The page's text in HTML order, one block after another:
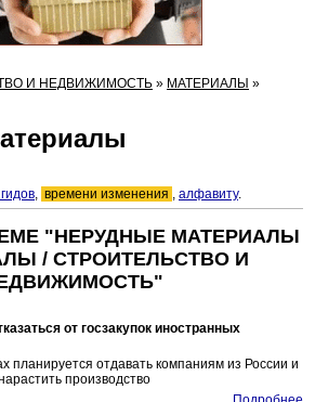
И НЕДВИЖИМОСТЬ » МАТЕРИАЛЫ »
, времени изменения , алфавиту.
"НЕРУДНЫЕ МАТЕРИАЛЫ
/ СТРОИТЕЛЬСТВО И
от госзакупок иностранных
планируется отдавать компаниям из России и
производство